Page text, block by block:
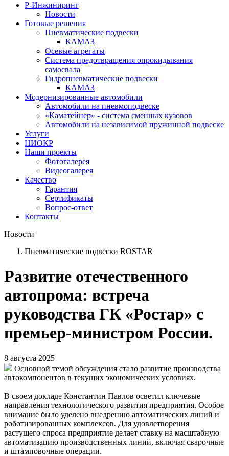
Р-Инжиниринг
Новости
Готовые решения
Пневматические подвески
КАМАЗ
Осевые агрегаты
Система предотвращения опрокидывания
самосвала
Гидропневматические подвески
КАМАЗ
Модернизированные автомобили
Автомобили на пневмоподвеске
«Каматейнер» - система сменных кузовов
Автомобили на независимой пружинной подвеске
Услуги
НИОКР
Наши проекты
Фотогалерея
Видеогалерея
Качество
Гарантия
Сертификаты
Вопрос-ответ
Контакты
Новости
Пневматические подвески ROSTAR
Развитие отечественного
автопрома: встреча
руководства ГК «Ростар» с
премьер-министром России.
8 августа 2025
Основной темой обсуждения стало развитие производства
автокомпонентов в текущих экономических условиях.
В своем докладе Константин Павлов осветил ключевые
направления технологического развития предприятия. Особое
внимание было уделено внедрению автоматических линий и
роботизированных комплексов. Для удовлетворения
растущего спроса предприятие делает ставку на масштабную
автоматизацию производственных линий, включая сварочные
и штамповочные операции.